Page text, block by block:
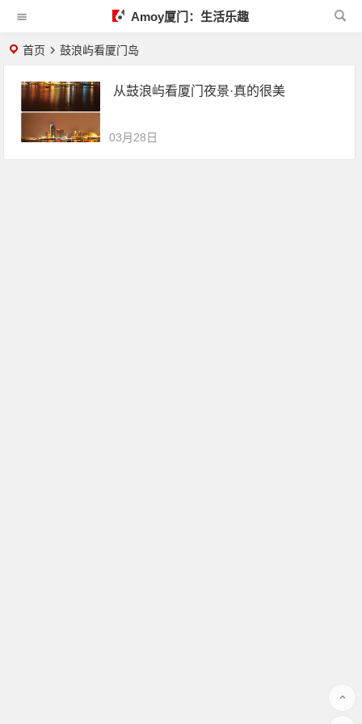
Amoy厦门：生活乐趣
首页 鼓浪屿看厦门岛
从鼓浪屿看厦门夜景·真的很美
03月28日